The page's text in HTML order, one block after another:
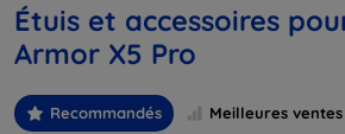
Étuis et accessoires
Armor X5 Pro
Recommandés Meilleures ventes